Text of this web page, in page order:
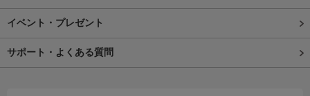
イベント・プレゼント
サポート・よくある質問